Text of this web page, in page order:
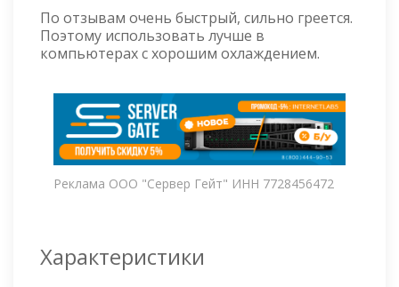
По отзывам очень быстрый, сильно греется.
Поэтому использовать лучше в
компьютерах с хорошим охлаждением.
Реклама ООО "Сервер Гейт" ИНН 7728456472
Характеристики